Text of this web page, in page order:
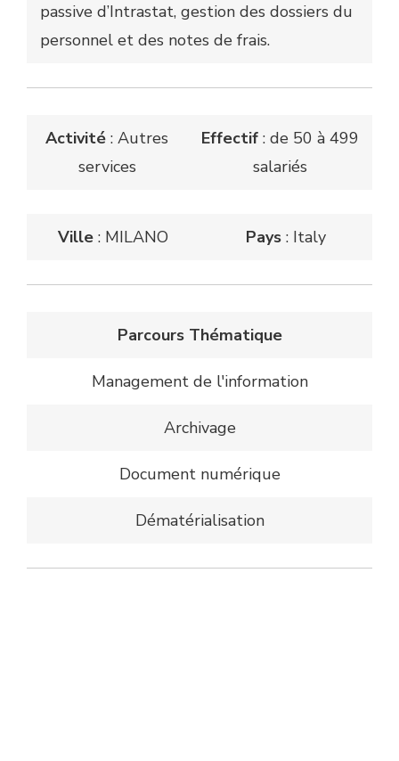
passive d’Intrastat, gestion des dossiers du
personnel et des notes de frais.
Activité : Autres
services
Effectif: de 50 à 499
salariés
Ville : MILANO Pays : Italy
Parcours Thématique
Management de l'information
Archivage
Document numérique
Dématérialisation